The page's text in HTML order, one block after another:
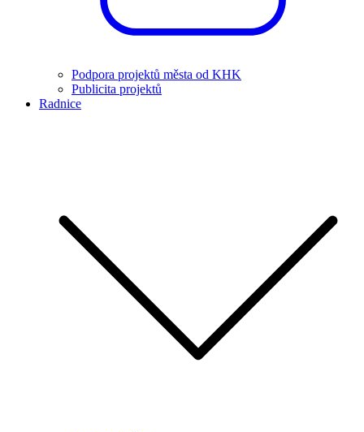
Podpora projektů města od KHK
Publicita projektů
Radnice